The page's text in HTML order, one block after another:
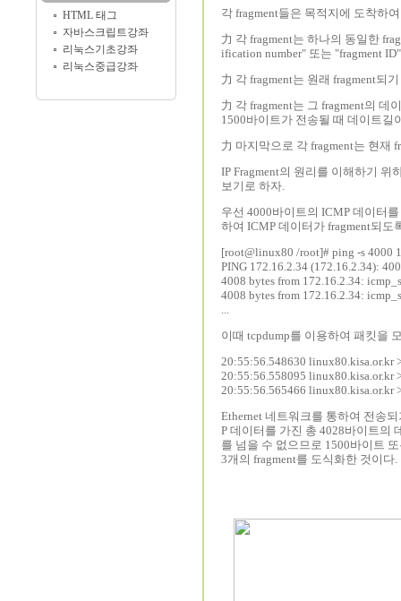
HTML 태그
자바스크립트강좌
리눅스기초강좌
리눅스중급강좌
각 fragment들은 목적지에 도착하
⼒ 각 fragment는 하나의 동일한
ification number" 또는 "fragment
⼒ 각 fragment는 원래 fragment되
⼒ 각 fragment는 그 fragment의 데
1500바이트가 전송될 때 데이트길
⼒ 마지막으로 각 fragment는 현재
IP Fragment의 원리를 이해하기 위
보기로 하자.
우선 4000바이트의 ICMP 데이터
하여 ICMP 데이터가 fragment되도
[root@linux80 /root]# ping -s 4000
PING 172.16.2.34 (172.16.2.34):
4008 bytes from 172.16.2.34:
4008 bytes from 172.16.2.34:
...
이때 tcpdump를 이용하여 패킷을
20:55:56.548630 linux80.kisa.or.kr
20:55:56.558095 linux80.kisa.or.kr
20:55:56.565466 linux80.kisa.or.kr
Ethernet 네트워크를 통하여 전송
P 데이터를 가진 총 4028바이트의
를 넘을 수 없으므로 1500바이트
3개의 fragment를 도식화한 것이다.